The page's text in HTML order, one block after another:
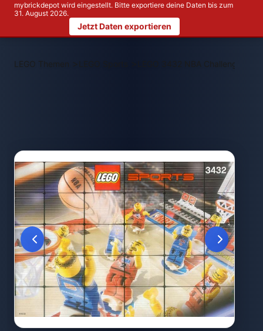
mybrickdepot wird eingestellt. Bitte exportiere deine Daten bis zum
31. August 2026.
Jetzt Daten exportieren
LEGO Themen > LEGO 3432 NBA Challenge